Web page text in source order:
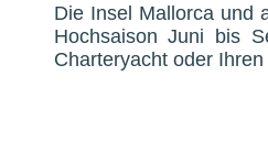
Die Insel Mallorca und
Hochsaison Juni bis
Charteryacht oder